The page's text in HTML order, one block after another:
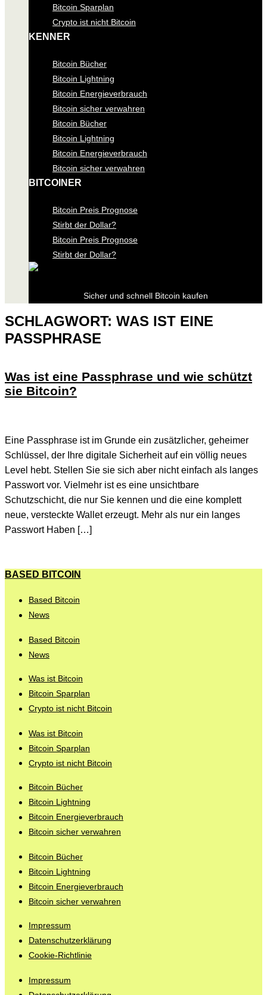
Bitcoin Sparplan
Crypto ist nicht Bitcoin
KENNER
Bitcoin Bücher
Bitcoin Lightning
Bitcoin Energieverbrauch
Bitcoin sicher verwahren
Bitcoin Bücher
Bitcoin Lightning
Bitcoin Energieverbrauch
Bitcoin sicher verwahren
BITCOINER
Bitcoin Preis Prognose
Stirbt der Dollar?
Bitcoin Preis Prognose
Stirbt der Dollar?
Sicher und schnell Bitcoin kaufen
SCHLAGWORT: WAS IST EINE
PASSPHRASE
Was ist eine Passphrase und wie schützt
sie Bitcoin?
Eine Passphrase ist im Grunde ein zusätzlicher, geheimer
Schlüssel, der Ihre digitale Sicherheit auf ein völlig neues
Level hebt. Stellen Sie sie sich aber nicht einfach als langes
Passwort vor. Vielmehr ist es eine unsichtbare
Schutzschicht, die nur Sie kennen und die eine komplett
neue, versteckte Wallet erzeugt. Mehr als nur ein langes
Passwort Haben […]
BASED BITCOIN
Based Bitcoin
News
Based Bitcoin
News
Was ist Bitcoin
Bitcoin Sparplan
Crypto ist nicht Bitcoin
Was ist Bitcoin
Bitcoin Sparplan
Crypto ist nicht Bitcoin
Bitcoin Bücher
Bitcoin Lightning
Bitcoin Energieverbrauch
Bitcoin sicher verwahren
Bitcoin Bücher
Bitcoin Lightning
Bitcoin Energieverbrauch
Bitcoin sicher verwahren
Impressum
Datenschutzerklärung
Cookie-Richtlinie
Impressum